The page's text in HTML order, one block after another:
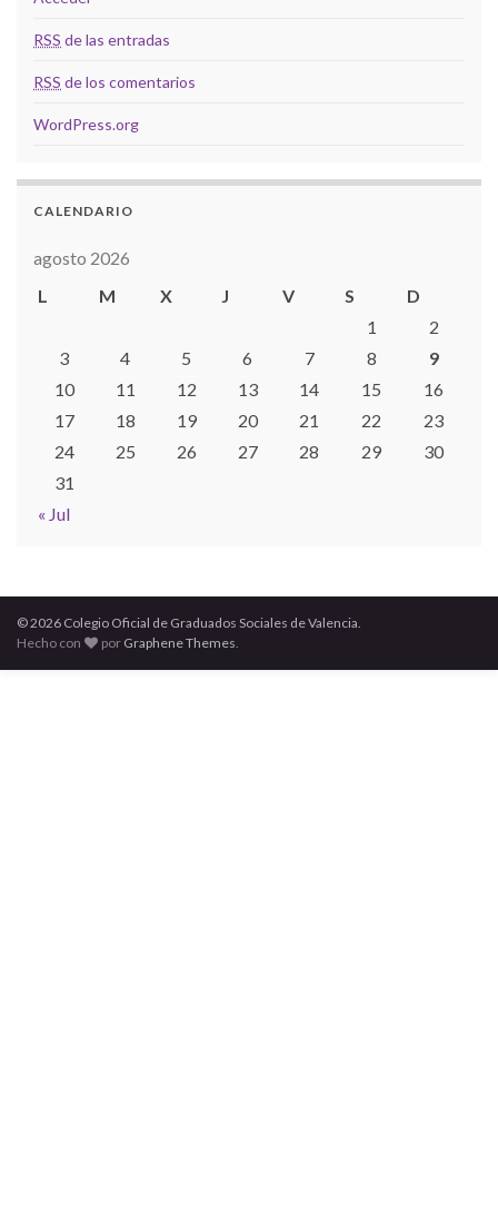
RSS de las entradas
RSS de los comentarios
WordPress.org
CALENDARIO
agosto 2026
L
M X J V S D
« Jul
1
2
3
4 5 6 7 8
9
10
11 12 13 14 15
16
17
18 19 20 21 22
23
24
25 26 27 28 29
30
31
© 2026 Colegio Oficial de Graduados Sociales de Valencia.
Hecho con
por Graphene Themes